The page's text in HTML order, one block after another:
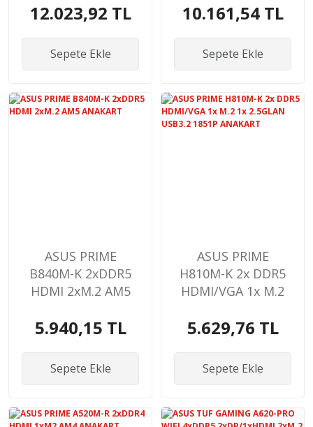
ANAKART
12.023,92 TL
Sepete Ekle
ANAKART
10.161,54 TL
Sepete Ekle
ASUS PRIME
B840M-K 2xDDR5
HDMI 2xM.2 AM5
5.940,15 TL
Sepete Ekle
ASUS PRIME
H810M-K 2x DDR5
HDMI/VGA 1x M.2
1851P ANAKART
5.629,76 TL
Sepete Ekle